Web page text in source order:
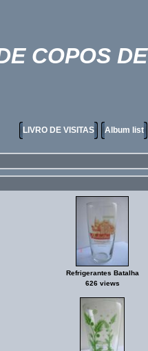
COPOS
LIVRO DE VISITAS Album list
Refrigerantes Batalha
626 views